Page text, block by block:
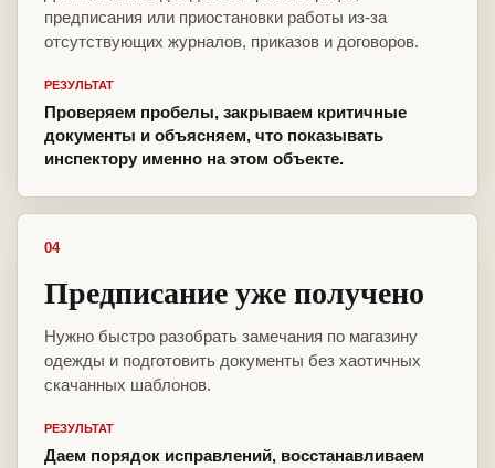
предписания или приостановки работы из-за
отсутствующих журналов, приказов и договоров.
РЕЗУЛЬТАТ
Проверяем пробелы, закрываем критичные
документы и объясняем, что показывать
инспектору именно на этом объекте.
04
Предписание уже получено
Нужно быстро разобрать замечания по магазину
одежды и подготовить документы без хаотичных
скачанных шаблонов.
РЕЗУЛЬТАТ
Даем порядок исправлений, восстанавливаем